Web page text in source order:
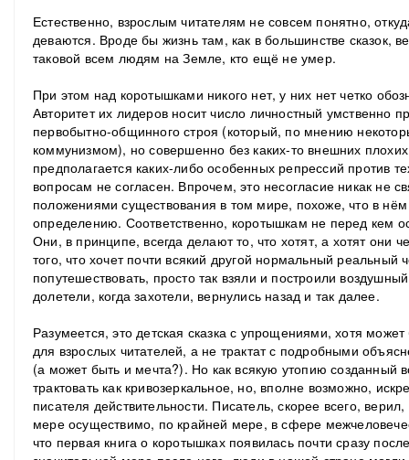
Естественно, взрослым читателям не совсем понятно,
деваются. Вроде бы жизнь там, как в большинстве сказок,
таковой всем людям на Земле, кто ещё не умер.
При этом над коротышками никого нет, у них нет четко
Авторитет их лидеров носит число личностный умственно
первобытно-общинного строя (который, по мнению
коммунизмом), но совершенно без каких-то внешних
предполагается каких-либо особенных репрессий против
вопросам не согласен. Впрочем, это несогласие никак не
положениями существования в том мире, похоже, что в
определению. Соответственно, коротышкам не перед кем
Они, в принципе, всегда делают то, что хотят, а хотят они
того, что хочет почти всякий другой нормальный реальный
попутешествовать, просто так взяли и построили
долетели, когда захотели, вернулись назад и так далее.
Разумеется, это детская сказка с упрощениями, хотя
для взрослых читателей, а не трактат с подробными
(а может быть и мечта?). Но как всякую утопию
трактовать как кривозеркальное, но, вполне возможно,
писателя действительности. Писатель, скорее всего,
мере осуществимо, по крайней мере, в сфере
что первая книга о коротышках появилась почти сразу